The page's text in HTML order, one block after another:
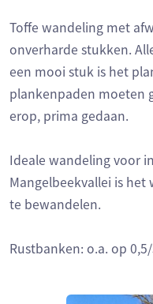
Toffe wandeling met
onverharde stukken.
een mooi stuk is het
plankenpaden moeten
erop, prima gedaan.
Ideale wandeling voor
Mangelbeekvallei is
te bewandelen.
Rustbanken: o.a. op